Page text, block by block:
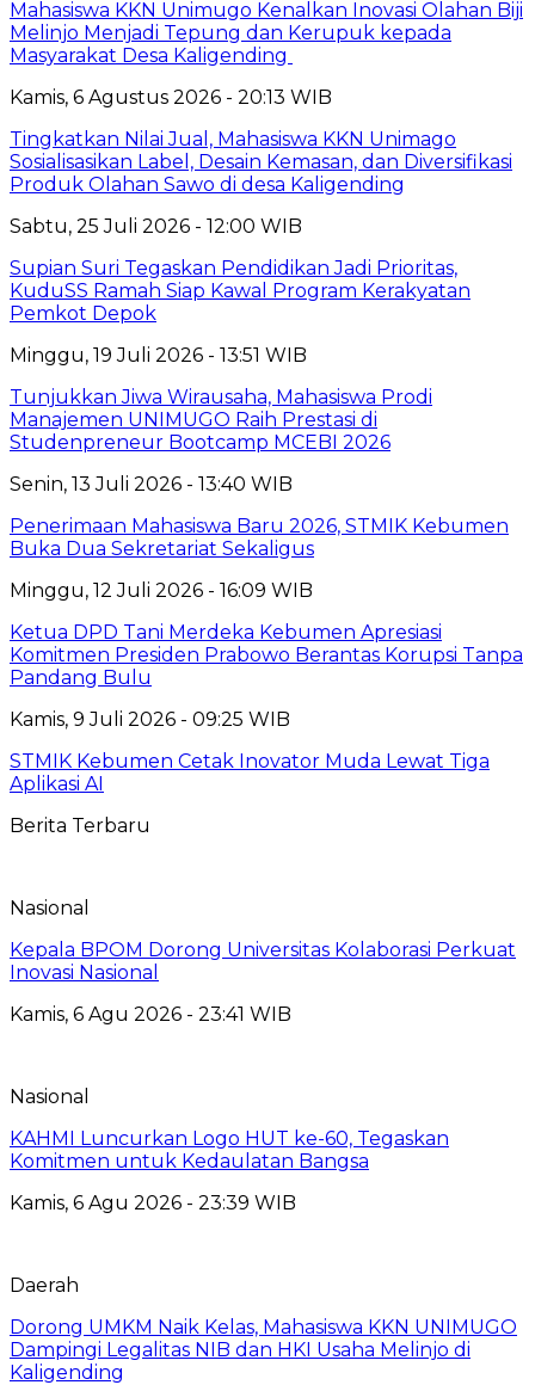
Mahasiswa KKN Unimugo Kenalkan Inovasi Olahan Biji
Melinjo Menjadi Tepung dan Kerupuk kepada
Masyarakat Desa Kaligending
Kamis, 6 Agustus 2026 - 20:13 WIB
Tingkatkan Nilai Jual, Mahasiswa KKN Unimago
Sosialisasikan Label, Desain Kemasan, dan Diversifikasi
Produk Olahan Sawo di desa Kaligending
Sabtu, 25 Juli 2026 - 12:00 WIB
Supian Suri Tegaskan Pendidikan Jadi Prioritas,
KuduSS Ramah Siap Kawal Program Kerakyatan
Pemkot Depok
Minggu, 19 Juli 2026 - 13:51 WIB
Tunjukkan Jiwa Wirausaha, Mahasiswa Prodi
Manajemen UNIMUGO Raih Prestasi di
Studenpreneur Bootcamp MCEBI 2026
Senin, 13 Juli 2026 - 13:40 WIB
Penerimaan Mahasiswa Baru 2026, STMIK Kebumen
Buka Dua Sekretariat Sekaligus
Minggu, 12 Juli 2026 - 16:09 WIB
Ketua DPD Tani Merdeka Kebumen Apresiasi
Komitmen Presiden Prabowo Berantas Korupsi Tanpa
Pandang Bulu
Kamis, 9 Juli 2026 - 09:25 WIB
STMIK Kebumen Cetak Inovator Muda Lewat Tiga
Aplikasi AI
Berita Terbaru
Nasional
Kepala BPOM Dorong Universitas Kolaborasi Perkuat
Inovasi Nasional
Kamis, 6 Agu 2026 - 23:41 WIB
Nasional
KAHMI Luncurkan Logo HUT ke-60, Tegaskan
Komitmen untuk Kedaulatan Bangsa
Kamis, 6 Agu 2026 - 23:39 WIB
Daerah
Dorong UMKM Naik Kelas, Mahasiswa KKN UNIMUGO
Dampingi Legalitas NIB dan HKI Usaha Melinjo di
Kaligending